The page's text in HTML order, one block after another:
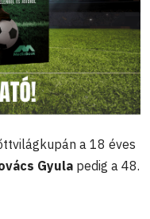
a 18 éves
Gyula pedig a 48.